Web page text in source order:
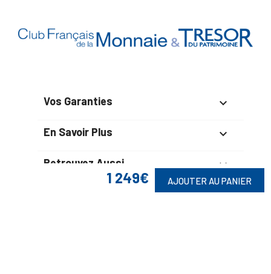
1 249€ AJOUTER AU PANIER
Vos Garanties 
En Savoir Plus 
Retrouvez Aussi 